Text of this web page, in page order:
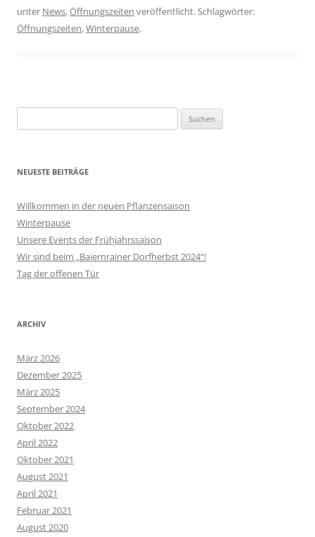
unter News,Öffnungszeiten veröffentlicht. Schlagwörter:
Öffnungszeiten,Winterpause.
nach:
NEUESTE BEITRÄGE
Willkommen in der neuen Pflanzensaison
Winterpause
Unsere Events der Frühjahrssaison
Wir sind beim „Baiernrainer Dorfherbst 2024“!
Tag der offenen Tür
ARCHIV
März 2026
Dezember 2025
März 2025
September 2024
Oktober 2022
April 2022
Oktober 2021
August 2021
April 2021
Februar 2021
August 2020